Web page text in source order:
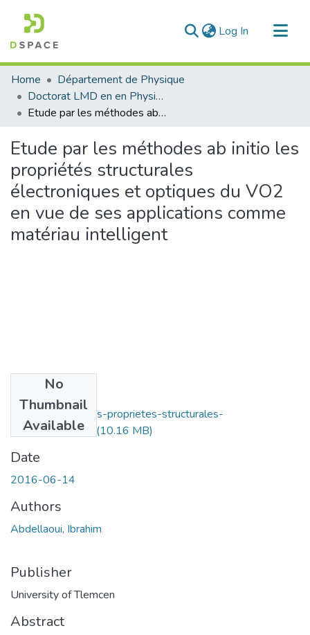
Log In (current)
Communities & Collections
All of DSpace
Statistics
Home
Département de Physique
Doctorat LMD en en Physique
Etude par les méthodes ab initio les propriétés structurales électroniques et optiques du VO2 en vue de ses applications comme matériau intelligent
Etude par les méthodes ab initio les
propriétés structurales
électroniques et optiques du VO2
en vue de ses applications comme
matériau intelligent
No
Thumbnail
Available
Etude-ab-initio-les-proprietes-structurales-
electroniques.pdf
(10.16 MB)
Date
2016-06-14
Authors
Abdellaoui, Ibrahim
Publisher
University of Tlemcen
Abstract